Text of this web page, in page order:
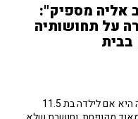
אליה מספיק":
על תחושותיה
המאזינה ששוחחה עם מיכל דליות בתוכניתה היא אם לילדה בת 11.5